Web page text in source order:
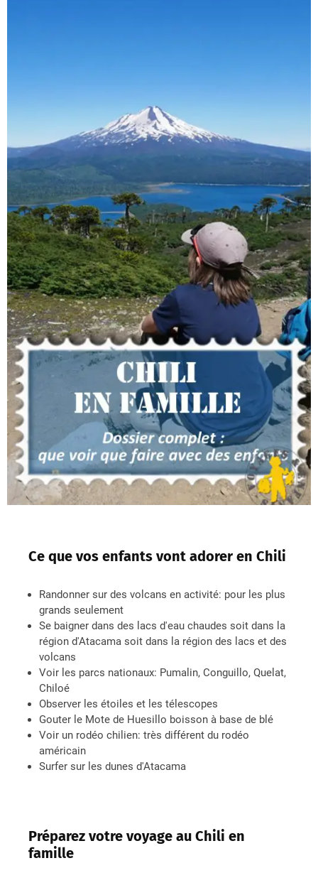
Ce que vos enfants vont adorer en Chili
Randonner sur des volcans en activité: pour les plus
grands seulement
Se baigner dans des lacs d'eau chaudes soit dans la
région d'Atacama soit dans la région des lacs et des
volcans
Voir les parcs nationaux: Pumalin, Conguillo, Quelat,
Chiloé
Observer les étoiles et les télescopes
Gouter le Mote de Huesillo boisson à base de blé
Voir un rodéo chilien: très différent du rodéo
américain
Surfer sur les dunes d'Atacama
Préparez votre voyage au Chili en
famille